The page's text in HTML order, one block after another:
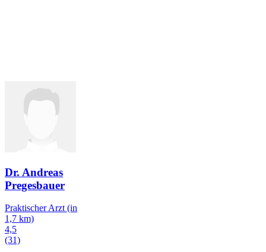
Dr. Andreas
Pregesbauer
Praktischer Arzt (in
1,7 km)
4,5
(31)